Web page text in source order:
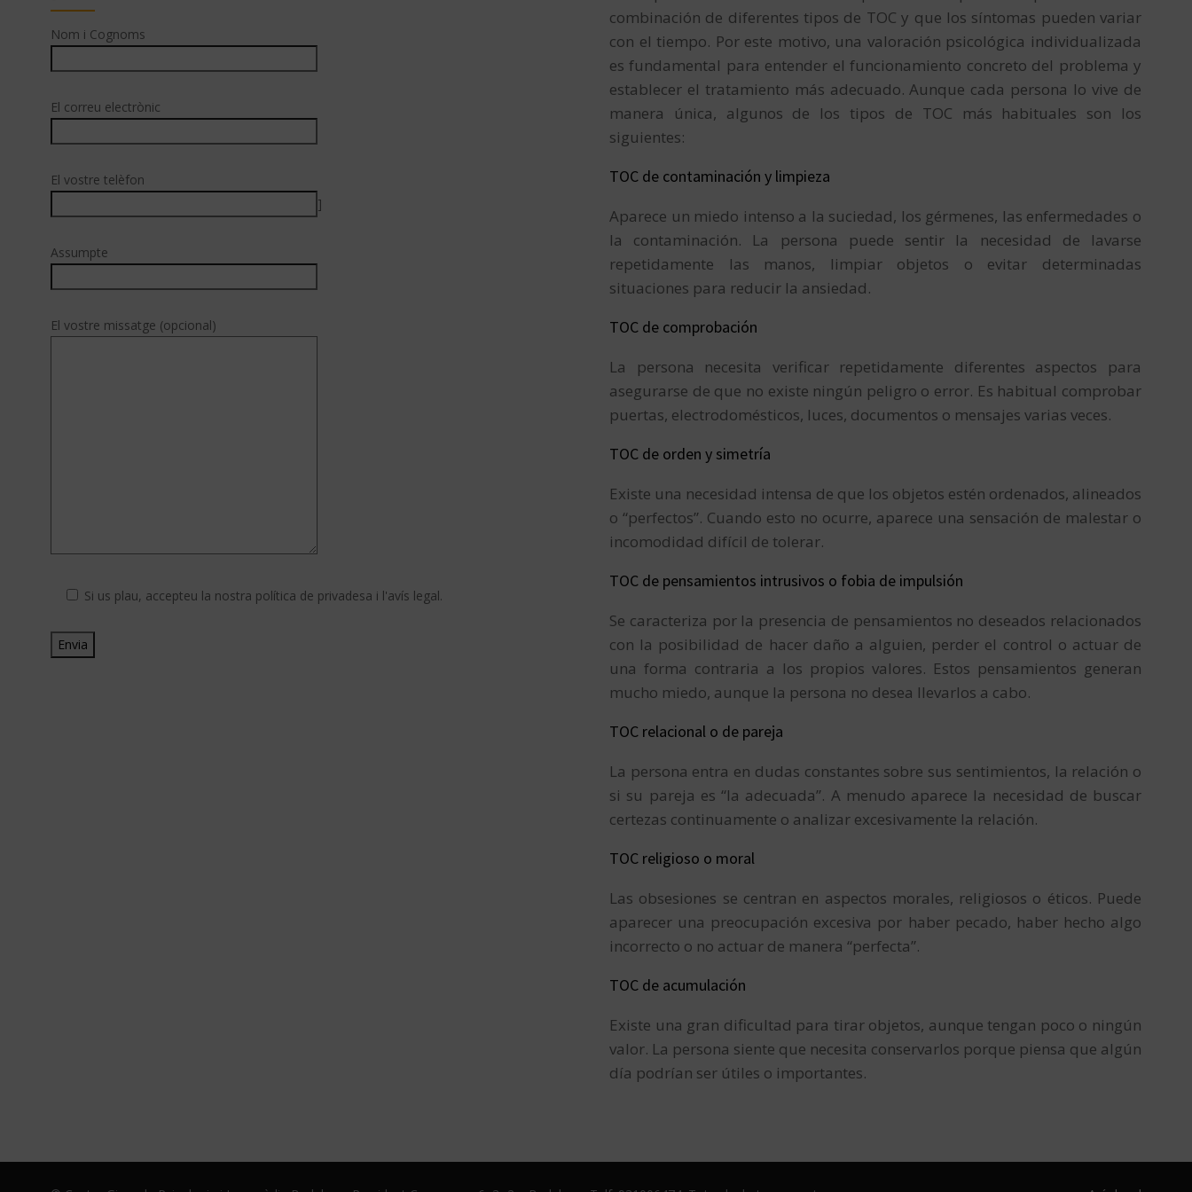
Nom i Cognoms
El correu electrònic
El vostre telèfon
]
Assumpte
El vostre missatge (opcional)
Si us plau, accepteu la nostra política de privadesa i l'avís legal.
combinación de diferentes tipos de TOC y que los síntomas pueden variar
con el tiempo. Por este motivo, una valoración psicológica individualizada
es fundamental para entender el funcionamiento concreto del problema y
establecer el tratamiento más adecuado. Aunque cada persona lo vive de
manera única, algunos de los tipos de TOC más habituales son los
siguientes:
TOC de contaminación y limpieza
Aparece un miedo intenso a la suciedad, los gérmenes, las enfermedades o
la contaminación. La persona puede sentir la necesidad de lavarse
repetidamente las manos, limpiar objetos o evitar determinadas
situaciones para reducir la ansiedad.
TOC de comprobación
La persona necesita verificar repetidamente diferentes aspectos para
asegurarse de que no existe ningún peligro o error. Es habitual comprobar
puertas, electrodomésticos, luces, documentos o mensajes varias veces.
TOC de orden y simetría
Existe una necesidad intensa de que los objetos estén ordenados, alineados
o “perfectos”. Cuando esto no ocurre, aparece una sensación de malestar o
incomodidad difícil de tolerar.
TOC de pensamientos intrusivos o fobia de impulsión
Se caracteriza por la presencia de pensamientos no deseados relacionados
con la posibilidad de hacer daño a alguien, perder el control o actuar de
una forma contraria a los propios valores. Estos pensamientos generan
mucho miedo, aunque la persona no desea llevarlos a cabo.
TOC relacional o de pareja
La persona entra en dudas constantes sobre sus sentimientos, la relación o
si su pareja es “la adecuada”. A menudo aparece la necesidad de buscar
certezas continuamente o analizar excesivamente la relación.
TOC religioso o moral
Las obsesiones se centran en aspectos morales, religiosos o éticos. Puede
aparecer una preocupación excesiva por haber pecado, haber hecho algo
incorrecto o no actuar de manera “perfecta”.
TOC de acumulación
Existe una gran dificultad para tirar objetos, aunque tengan poco o ningún
valor. La persona siente que necesita conservarlos porque piensa que algún
día podrían ser útiles o importantes.